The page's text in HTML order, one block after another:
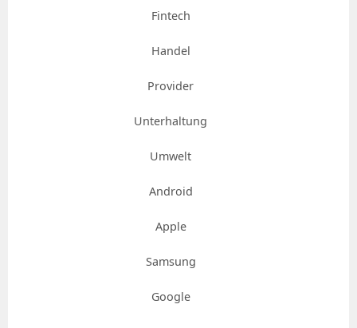
Fintech
Handel
Provider
Unterhaltung
Umwelt
Android
Apple
Samsung
Google